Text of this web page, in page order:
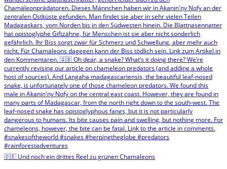
🇩🇪 Und noch ein drittes Reel zu grünen Chamäleons